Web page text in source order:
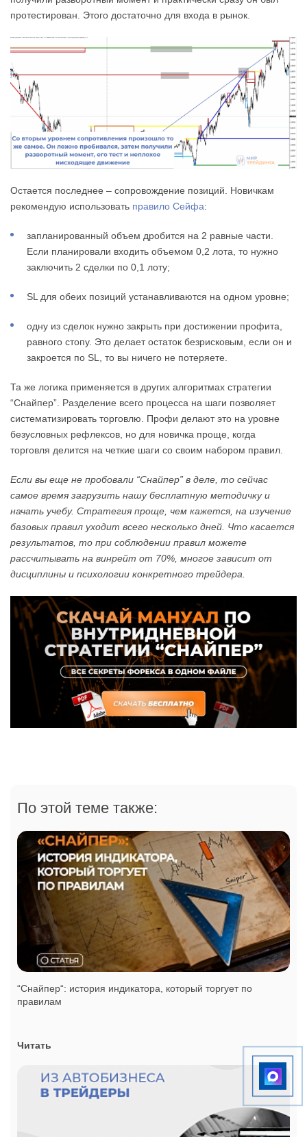
протестирован. Этого достаточно для входа в рынок.
Остается последнее – сопровождение позиций. Новичкам
рекомендую использовать правило Сейфа:
запланированный объем дробится на 2 равные части.
Если планировали входить объемом 0,2 лота, то нужно
заключить 2 сделки по 0,1 лоту;
SL для обеих позиций устанавливаются на одном уровне;
одну из сделок нужно закрыть при достижении профита,
равного стопу. Это делает остаток безрисковым, если он и
закроется по SL, то вы ничего не потеряете.
Та же логика применяется в других алгоритмах стратегии
“Снайпер”. Разделение всего процесса на шаги позволяет
систематизировать торговлю. Профи делают это на уровне
безусловных рефлексов, но для новичка проще, когда
торговля делится на четкие шаги со своим набором правил.
Если вы еще не пробовали “Снайпер” в деле, то сейчас
самое время загрузить нашу бесплатную методичку и
начать учебу. Стратегия проще, чем кажется, на изучение
базовых правил уходит всего несколько дней. Что касается
результатов, то при соблюдении правил можете
рассчитывать на винрейт от 70%, многое зависит от
дисциплины и психологии конкретного трейдера.
По этой теме также:
“Снайпер“: история индикатора, который торгует по
правилам
Читать